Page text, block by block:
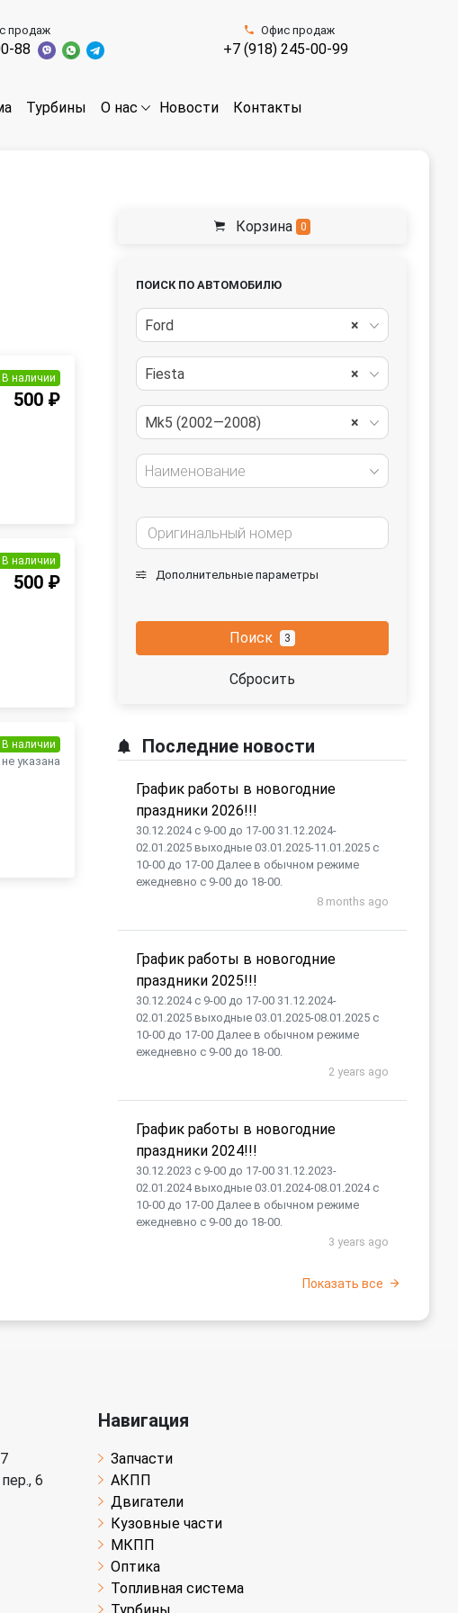
продаж
88
Офис продаж
+7 (918) 245-00-99
Турбины О нас Новости Контакты
В наличии
500 ₽
В наличии
500 ₽
В наличии
указана
Корзина 0
ПОИСК ПО АВТОМОБИЛЮ
×
Ford
×
Fiesta
×
Mk5 (2002—2008)
Наименование
Дополнительные параметры
Поиск 3
Сбросить
Последние новости
График работы в новогодние
праздники 2026!!!
30.12.2024 с 9-00 до 17-00 31.12.2024-
02.01.2025 выходные 03.01.2025-11.01.2025 с
10-00 до 17-00 Далее в обычном режиме
ежедневно с 9-00 до 18-00.
8 months ago
График работы в новогодние
праздники 2025!!!
30.12.2024 с 9-00 до 17-00 31.12.2024-
02.01.2025 выходные 03.01.2025-08.01.2025 с
10-00 до 17-00 Далее в обычном режиме
ежедневно с 9-00 до 18-00.
2 years ago
График работы в новогодние
праздники 2024!!!
30.12.2023 с 9-00 до 17-00 31.12.2023-
02.01.2024 выходные 03.01.2024-08.01.2024 с
10-00 до 17-00 Далее в обычном режиме
ежедневно с 9-00 до 18-00.
3 years ago
Показать все
6
Навигация
Запчасти
АКПП
Двигатели
Кузовные части
МКПП
Оптика
Топливная система